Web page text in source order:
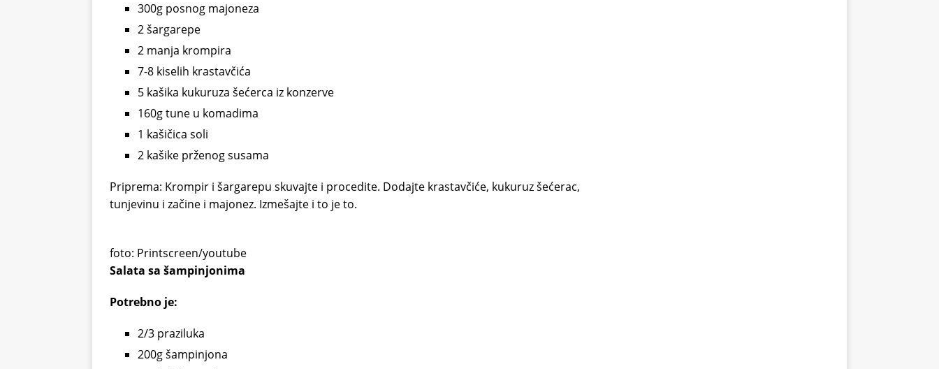
300g posnog majoneza
2 šargarepe
2 manja krompira
7-8 kiselih krastavčića
5 kašika kukuruza šećerca iz konzerve
160g tune u komadima
1 kašičica soli
2 kašike prženog susama
Priprema: Krompir i šargarepu skuvajte i procedite. Dodajte krastavčiće, kukuruz šećerac,
tunjevinu i začine i majonez. Izmešajte i to je to.
foto: Printscreen/youtube
Salata sa šampinjonima
Potrebno je:
2/3 praziluka
200g šampinjona